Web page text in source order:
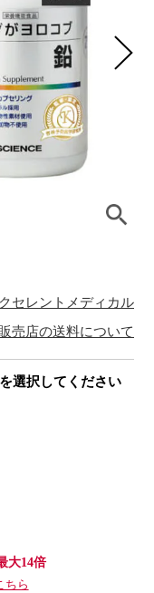
セレントメディカル
売店の送料について
選択してください
大14倍
ちら